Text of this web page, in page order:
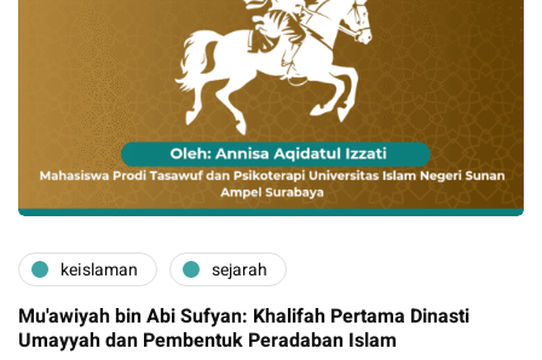
keislaman sejarah
Mu'awiyah bin Abi Sufyan: Khalifah Pertama Dinasti
Umayyah dan Pembentuk Peradaban Islam